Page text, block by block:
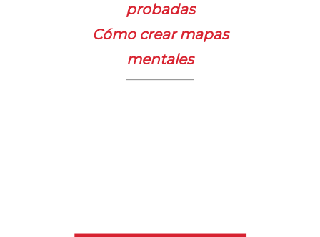
probadas
Cómo crear mapas
mentales